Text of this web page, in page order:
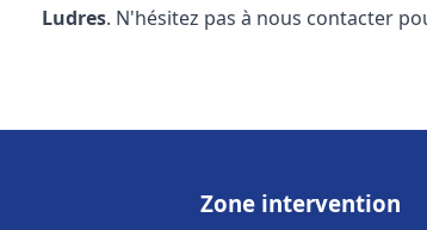
Ludres. N'hésitez pas à nous contacter
Zone intervention